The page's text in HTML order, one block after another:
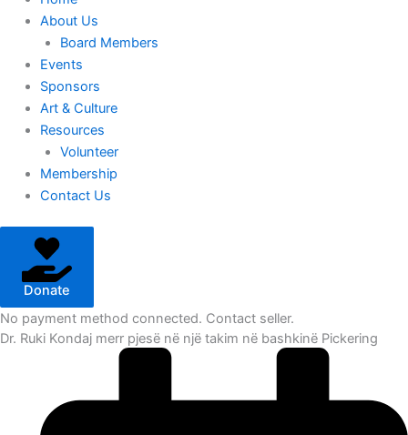
About Us
Board Members
Events
Sponsors
Art & Culture
Resources
Volunteer
Membership
Contact Us
Donate
No payment method connected. Contact seller.
Dr. Ruki Kondaj merr pjesë në një takim në bashkinë Pickering